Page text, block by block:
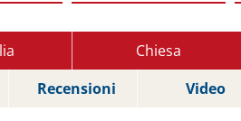
Chiesa
Recensioni Video